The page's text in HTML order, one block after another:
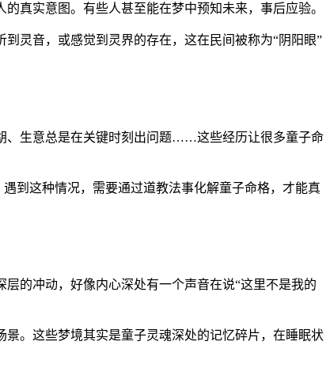
真实意图。有些人甚至能在梦中预知未来，事后应验。
灵音，或感觉到灵界的存在，这在民间被称为“阴阳眼”
、生意总是在关键时刻出问题……这些经历让很多童子命
到这种情况，需要通过道教法事化解童子命格，才能真
的冲动，好像内心深处有一个声音在说“这里不是我的
。这些梦境其实是童子灵魂深处的记忆碎片，在睡眠状